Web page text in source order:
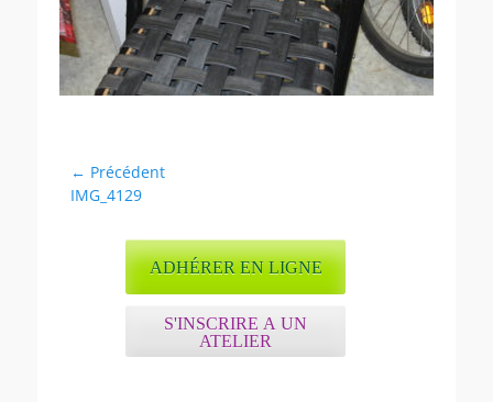
Navigation
de
← Précédent
Article
IMG_4129
ADHÉRER EN LIGNE
S'INSCRIRE A UN
ATELIER